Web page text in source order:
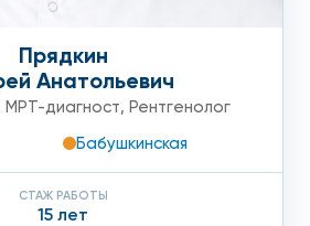
Прядкин
Анатольевич
МРТ-диагност, Рентгенолог
Бабушкинская
СТАЖ РАБОТЫ
15 лет